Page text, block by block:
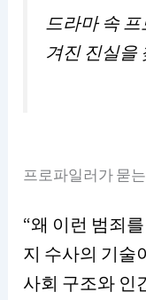
드라마 속
겨진 진실을
프로파일러가 묻
“왜 이런 범죄
지 수사의 기술
사회 구조와 인